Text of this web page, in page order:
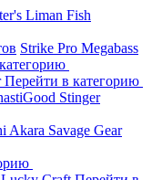
Liman Fish
Strike Pro Megabass
Перейти в категорию
Stinger
Akara Savage Gear